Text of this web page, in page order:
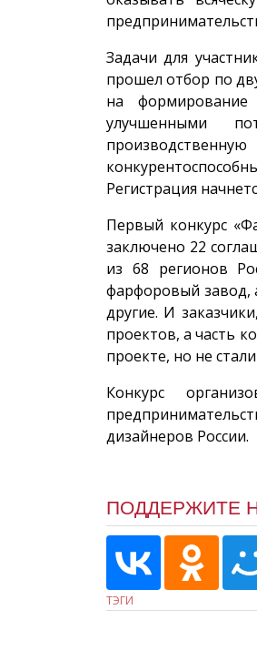
Задачи для
прошел отбор по
на формирование
улучшенными
Регистрация
Первый конкурс
заключено 22
из 68 регионов
фарфоровый завод,
другие. И
проектов, а часть
проекте, но не
Конкурс
дизайнеров России.
ПОДДЕРЖИТЕ
ТЭГИ